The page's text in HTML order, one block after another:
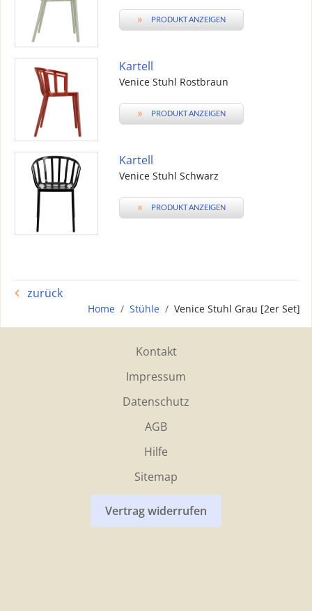
» PRODUKT ANZEIGEN
Kartell
Venice Stuhl Rostbraun
» PRODUKT ANZEIGEN
Kartell
Venice Stuhl Schwarz
» PRODUKT ANZEIGEN
zurück
Home Stühle Venice Stuhl Grau [2er Set]
Kontakt
Impressum
Datenschutz
AGB
Hilfe
Sitemap
Vertrag widerrufen